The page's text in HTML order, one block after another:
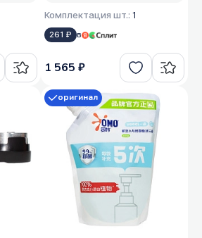
Комплектация шт.: 1
261 ₽ в
1 565 ₽
оригинал